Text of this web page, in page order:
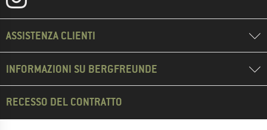
ASSISTENZA CLIENTI
INFORMAZIONI SU BERGFREUNDE
RECESSO DEL CONTRATTO